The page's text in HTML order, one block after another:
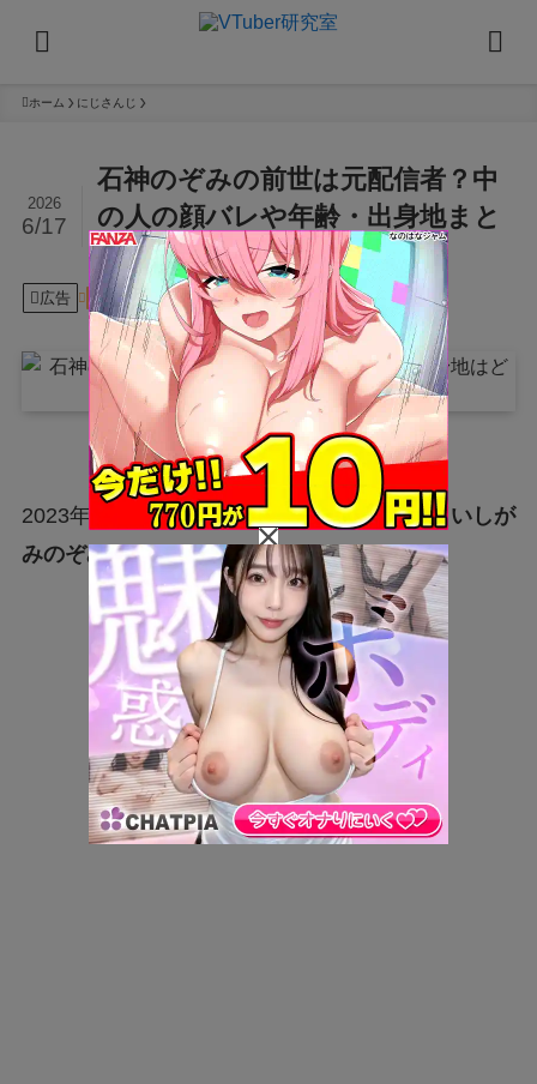
ホーム にじさんじ
石神のぞみの前世は元配信者？中
の人の顔バレや年齢・出身地まと
め
2026
6/17
広告 にじさんじ 2026年6月17日
2023年1月16日にデビューした石神のぞみ（いしが
みのぞみ）さん。